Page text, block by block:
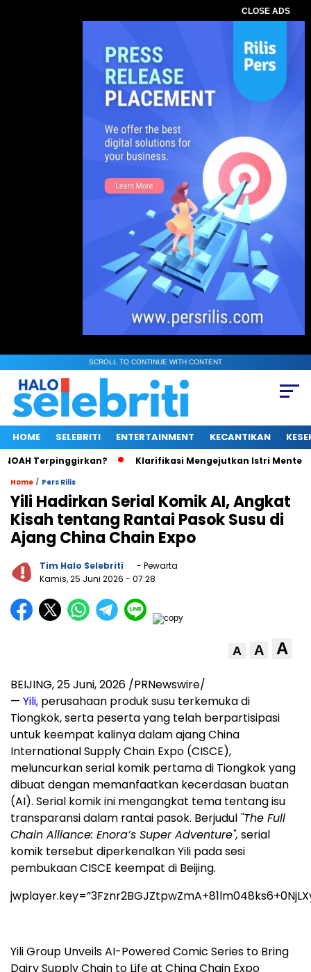
CLOSE ADS
SCROLL TO CONTINUE WITH CONTENT
HOME SELEBRITI ENTERTAINMENT KECANTIKAN
Terpinggirkan? Klarifikasi Mengejutkan Istri Menteri
Home / Pers Rilis
Yili Hadirkan Serial Komik AI, Angkat
Kisah tentang Rantai Pasok Susu di
Ajang China Chain Expo
Tim Halo Selebriti
- Pewarta
Kamis, 25 Juni 2026 - 07:28
A A A
BEIJING,25 Juni, 2026 /PRNewswire/
— Yili, perusahaan produk susu terkemuka di
Tiongkok, serta peserta yang telah berpartisipasi
untuk keempat kalinya dalam ajang China
International Supply Chain Expo (CISCE),
meluncurkan serial komik pertama di Tiongkok yang
dibuat dengan memanfaatkan kecerdasan buatan
(AI). Serial komik ini mengangkat tema tentang isu
transparansi dalam rantai pasok. Berjudul "The Full
Chain Alliance: Enora’s Super Adventure", serial
komik tersebut diperkenalkan Yili pada sesi
pembukaan CISCE keempat di Beijing.
Yili Group Unveils AI-Powered Comic Series to Bring
Dairy Supply Chain to Life at China Chain Expo